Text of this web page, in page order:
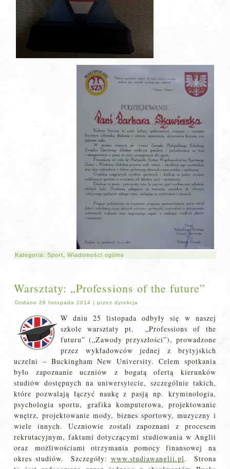
Kategoria:Sport,Wiadomości ogólne
Warsztaty: „Professions of the future”
Dodane 28 listopada 2014 |przez dyrekcja
W dniu 25 listopada odbyły się w naszej
szkole warsztaty pt. „Professions of the
futuru” („Zawody przyszłości”), prowadzone
przez wykładowców jednej z brytyjskich
uczelni – Buckingham New University. Celem spotkania
było zapoznanie uczniów z bogatą ofertą kierunków
studiów dostępnych na uniwersytecie, szczególnie takich,
które pozwalają łączyć naukę z pasją np. kryminologia,
psychologia sportu, grafika komputerowa, projektowanie
wnętrz, projektowanie mody, biznes sportowy, muzyczny i
wiele innych. Uczniowie zostali zapoznani z procesem
rekrutacyjnym, faktami dotyczącymi studiowania w Anglii
oraz możliwościami otrzymania pomocy finansowej na
okres studiów. Szczegóły: www.studiawanglii.pl. Strona